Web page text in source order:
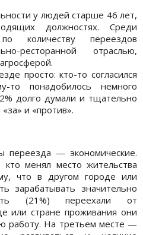
у людей старше 46 лет,
должностях. Среди
количеству переездов
ресторанной отраслью,
просто: кто-то согласился
то понадобилось немного
долго думали и тщательно
и «против».
переезда — экономические.
кто менял место жительства
что в другом городе или
зарабатывать значительно
(21%) переехали от
или стране проживания они
работу. На третьем месте —